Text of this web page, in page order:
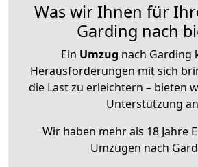
Was wir Ihnen für
Garding nach
Ein Umzug nach Garding
Herausforderungen mit sich
die Last zu erleichtern – bieten
Unterstützung
Wir haben mehr als 18 Jahre
Umzügen nach